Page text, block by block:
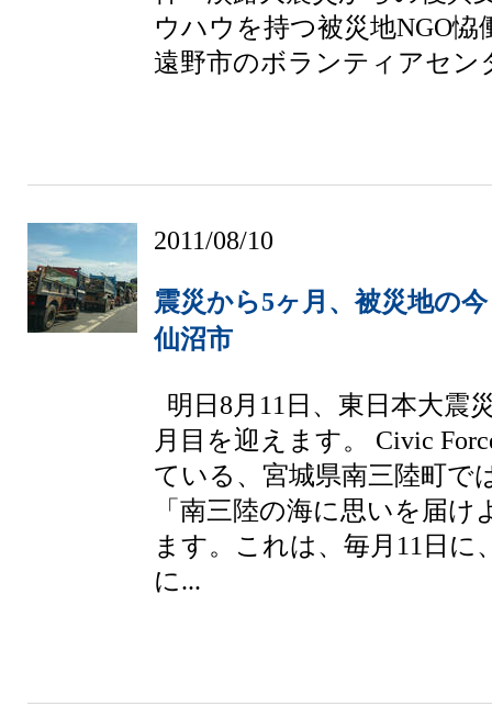
ウハウを持つ被災地NGO恊
遠野市のボランティアセン
2011/08/10
震災から5ヶ月、被災地の
仙沼市
明日8月11日、東日本大震
月目を迎えます。 Civic
ている、宮城県南三陸町で
「南三陸の海に思いを届け
ます。これは、毎月11日に
に...